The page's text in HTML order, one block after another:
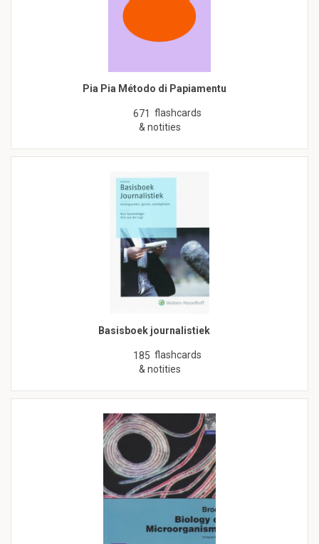
Pia Pia Método di Papiamentu
671 flashcards
& notities
Basisboek journalistiek
185 flashcards
& notities